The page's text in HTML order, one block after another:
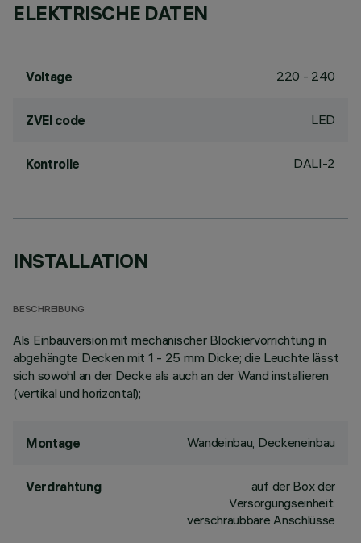
ELEKTRISCHE DATEN
Voltage 220 - 240
ZVEI code LED
Kontrolle DALI-2
INSTALLATION
BESCHREIBUNG
Als Einbauversion mit mechanischer Blockiervorrichtung in
abgehängte Decken mit 1 - 25 mm Dicke; die Leuchte lässt
sich sowohl an der Decke als auch an der Wand installieren
(vertikal und horizontal);
Montage Wandeinbau, Deckeneinbau
Verdrahtung
auf der Box der
Versorgungseinheit:
verschraubbare Anschlüsse